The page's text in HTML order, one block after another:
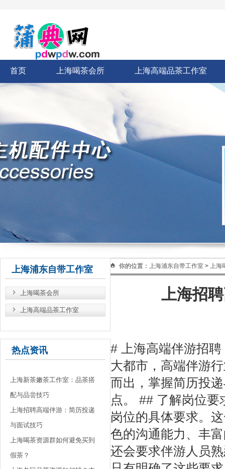
首页 上海喝茶会所 上海高端品茶工作室
上海浦东自带工作室
上海喝茶会所
上海高端品茶工作室
热点资讯
上海新茶嫩茶工作室：品茶搭
配与品尝技巧
上海招聘高端伴游：简历投递
与面试技巧
上海喝茶资源群如何避免买到
假茶？
你的位置： 上海浦东自带工作室 > 上海
上海招
# 上海高端伴游招
大都市，高端伴游
而出，掌握简历投
点。 ## 了解岗位
岗位的具体要求。
色的沟通能力、丰
还会要求伴游人员